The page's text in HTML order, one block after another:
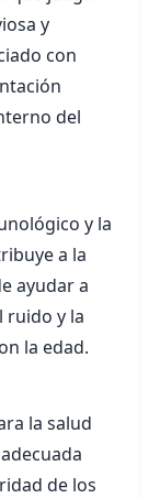
y
con
del
y la
a la
ayudar a
ruido y la
la edad.
la salud
de los